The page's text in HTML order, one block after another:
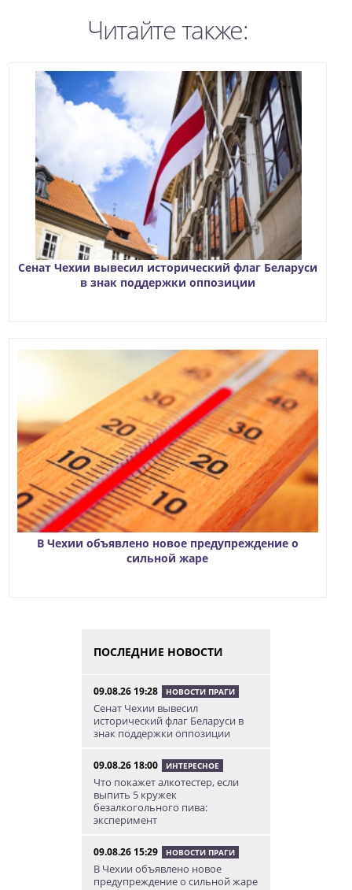
Читайте также:
Сенат Чехии вывесил исторический флаг Беларуси
в знак поддержки оппозиции
В Чехии объявлено новое предупреждение о
сильной жаре
ПОСЛЕДНИЕ НОВОСТИ
09.08.26 19:28 НОВОСТИ ПРАГИ
Сенат Чехии вывесил
исторический флаг Беларуси в
знак поддержки оппозиции
09.08.26 18:00 ИНТЕРЕСНОЕ
Что покажет алкотестер, если
выпить 5 кружек
безалкогольного пива:
эксперимент
09.08.26 15:29 НОВОСТИ ПРАГИ
В Чехии объявлено новое
предупреждение о сильной жаре